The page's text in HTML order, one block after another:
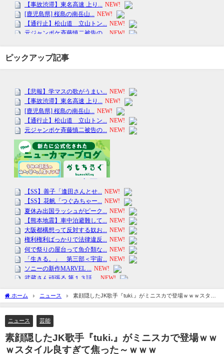
ピックアップ記事
ホーム ニュース
素顔隠したJK歌手『tuki.』がミニスカで登場ｗｗｗスタイ
ル良すぎて焦った～ｗｗｗ
ニュース 芸能
素顔隠したJK歌手『tuki.』がミニスカで登場ｗｗ
ｗスタイル良すぎて焦った～ｗｗｗ